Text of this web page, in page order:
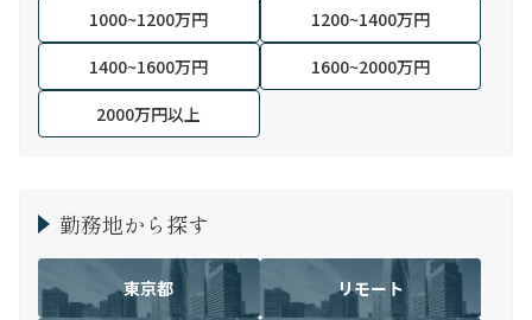
1000~1200万円
1200~1400万円
1400~1600万円
1600~2000万円
2000万円以上
勤務地から探す
東京都 リモート